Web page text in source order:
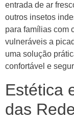
entrada de ar
outros insetos
para famílias com
vulneráveis a
uma solução
confortável e
Estética
das